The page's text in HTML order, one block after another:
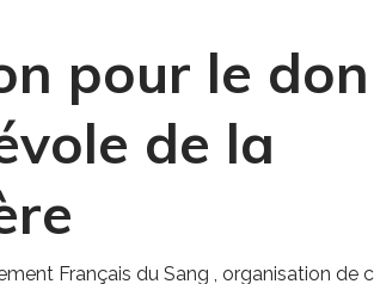
pour le
de la
Français du Sang , organisation de